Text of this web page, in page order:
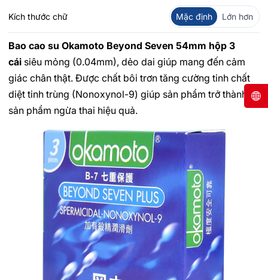
Kích thước chữ Mặc định Lớn hơn
Bao cao su Okamoto Beyond Seven 54mm hộp 3
cái siêu mỏng (0.04mm), dẻo dai giúp mang đến cảm
giác chân thật. Được chất bôi trơn tăng cường tinh chất
diệt tinh trùng (Nonoxynol-9) giúp sản phẩm trở thành
sản phẩm ngừa thai hiệu quả.